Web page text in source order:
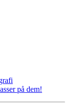
på dem!